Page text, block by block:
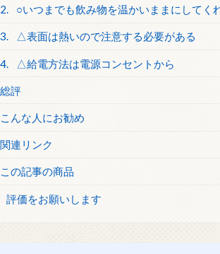
○いつまでも飲み物を温かいままにしてく
△表面は熱いので注意する必要がある
△給電方法は電源コンセントから
総評
こんな人にお勧め
関連リンク
この記事の商品
評価をお願いします